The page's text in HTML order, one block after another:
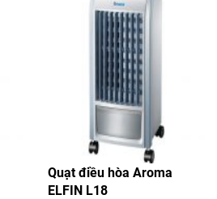
Quạt điều hòa Aroma
ELFIN L18